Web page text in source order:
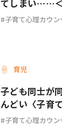
てしまい……＜
子育て心理カウ
育児
子ども同士が
んどい〈子育
子育て心理カウ